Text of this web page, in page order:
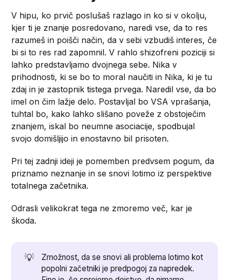
V hipu, ko prvič poslušaš razlago in ko si v okolju,
kjer ti je znanje posredovano, naredi vse, da to res
razumeš in poišči način, da v sebi vzbudiš interes, če
bi si to res rad zapomnil. V rahlo shizofreni poziciji si
lahko predstavljamo dvojnega sebe. Nika v
prihodnosti, ki se bo to moral naučiti in Nika, ki je tu
zdaj in je zastopnik tistega prvega. Naredil vse, da bo
imel on čim lažje delo. Postavljal bo VSA vprašanja,
tuhtal bo, kako lahko slišano poveže z obstoječim
znanjem, iskal bo neumne asociacije, spodbujal
svojo domišljijo in enostavno bil prisoten.
Pri tej zadnji ideji je pomemben predvsem pogum, da
priznamo neznanje in se snovi lotimo iz perspektive
totalnega začetnika.
Odrasli velikokrat tega ne zmoremo več, kar je
škoda.
💡
Zmožnost, da se snovi ali problema lotimo kot
popolni začetniki je predpogoj za napredek.